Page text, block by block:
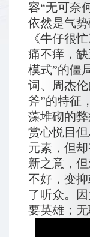
容“无可奈
依然是气
《牛仔很
痛不痒，
模式”的僵
词、周杰
斧”的特征
藻堆砌的
赏心悦目
元素，但
新之意，
不好，变
了听众。
要英雄；无